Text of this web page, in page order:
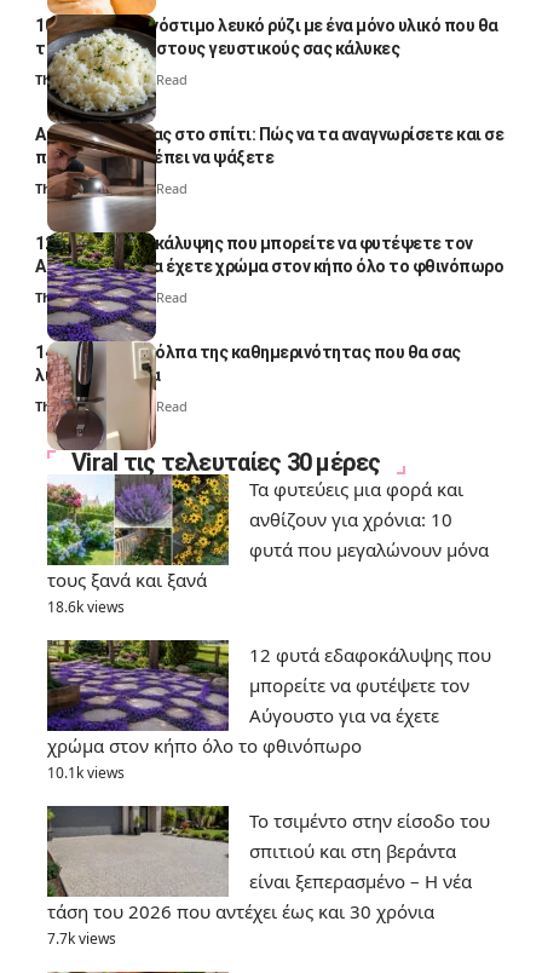
10 φορές ποιο νόστιμο λευκό ρύζι με ένα μόνο υλικό που θα
το απογειώσει στους γευστικούς σας κάλυκες
Thali Ombre4 Min Read
Αυγά κατσαρίδας στο σπίτι: Πώς να τα αναγνωρίσετε και σε
ποια σημεία πρέπει να ψάξετε
Thali Ombre4 Min Read
12 φυτά εδαφοκάλυψης που μπορείτε να φυτέψετε τον
Αύγουστο για να έχετε χρώμα στον κήπο όλο το φθινόπωρο
Thali Ombre7 Min Read
14 πανέξυπνα κόλπα της καθημερινότητας που θα σας
λύσουν τα χέρια
Thali Ombre 6 Min Read
Viral τις τελευταίες 30 μέρες
Τα φυτεύεις μια φορά και
ανθίζουν για χρόνια: 10
φυτά που μεγαλώνουν μόνα
τους ξανά και ξανά
18.6k views
12 φυτά εδαφοκάλυψης που
μπορείτε να φυτέψετε τον
Αύγουστο για να έχετε
χρώμα στον κήπο όλο το φθινόπωρο
10.1k views
Το τσιμέντο στην είσοδο του
σπιτιού και στη βεράντα
είναι ξεπερασμένο – Η νέα
τάση του 2026 που αντέχει έως και 30 χρόνια
7.7k views